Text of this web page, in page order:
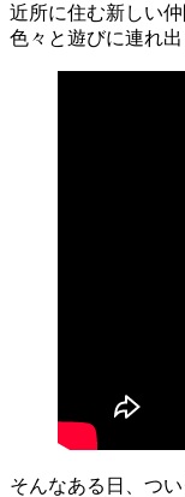
近所に住む新しい
色々と遊びに連れ
そんなある日、つ